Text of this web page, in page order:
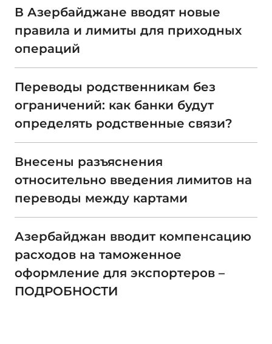
В Азербайджане вводят новые
правила и лимиты для приходных
операций
Переводы родственникам без
ограничений: как банки будут
определять родственные связи?
Внесены разъяснения
относительно введения лимитов на
переводы между картами
Азербайджан вводит компенсацию
расходов на таможенное
оформление для экспортеров –
ПОДРОБНОСТИ